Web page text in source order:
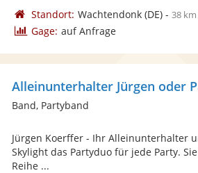
Standort: Wachtendonk(DE)- 38
Gage: auf Anfrage
Alleinunterhalter Jürgen oder
Band, Partyband
Jürgen Koerffer - Ihr Alleinunterhalter
Skylight das Partyduo für jede Party.
Reihe ...